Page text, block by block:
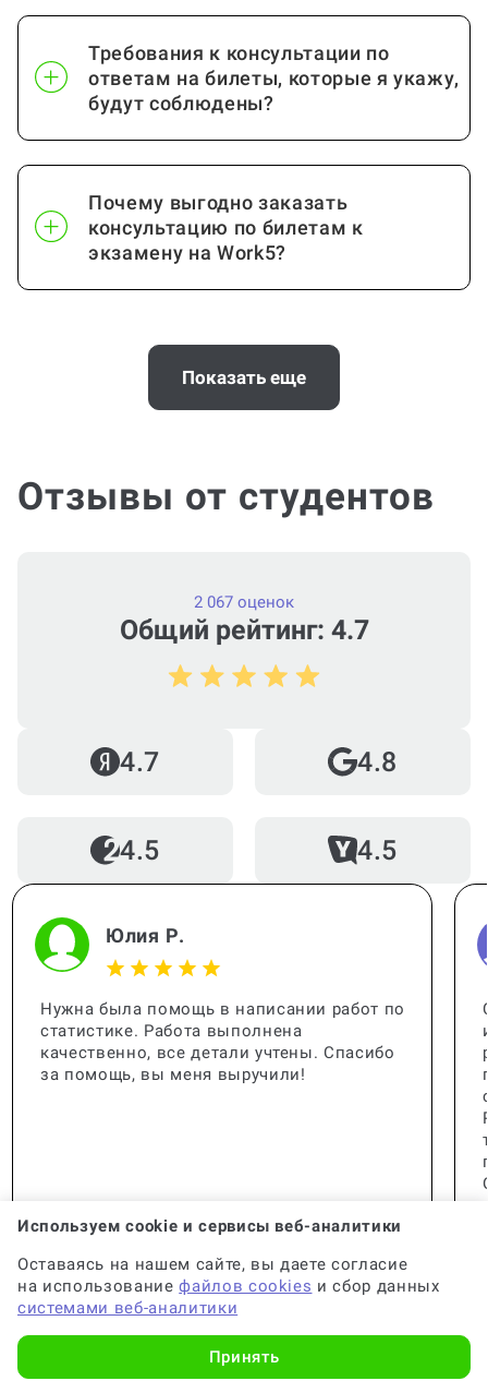
Требования к консультации по
ответам на билеты, которые я укажу,
будут соблюдены?
Почему выгодно заказать
консультацию по билетам к
экзамену на Work5?
Когда и как нужно оплачивать
Показать еще
Отзывы от студентов
Общий рейтинг: 4.7
2 067 оценок
4.7 4.8
4.5 4.5
Юлия Р.
Нужна была помощь в написании работ по
статистике. Работа выполнена
качественно, все детали учтены. Спасибо
за помощь, вы меня выручили!
Используем cookie и сервисы веб-аналитики
Оставаясь на нашем сайте, вы даете согласие
на использованиефайлов cookies и сбор данных
системами веб-аналитики
Принять